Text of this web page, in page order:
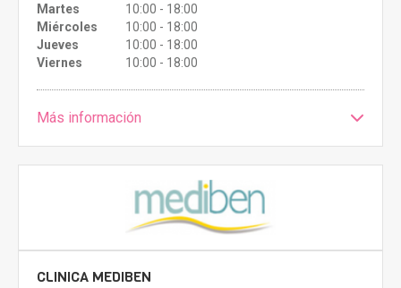
Martes
10:00 - 18:00
Miércoles
10:00 - 18:00
Jueves
10:00 - 18:00
Viernes
10:00 - 18:00
Más información
CLINICA MEDIBEN